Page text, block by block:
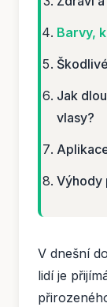
Barvy,
Jak
vlasy?
Výhody
V dnešní
lidí je